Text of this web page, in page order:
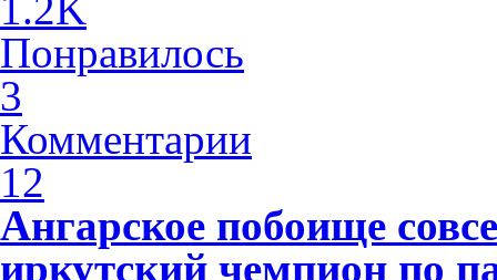
Понравилось
3
Комментарии
12
Ангарское побоище
иркутский чемпион по